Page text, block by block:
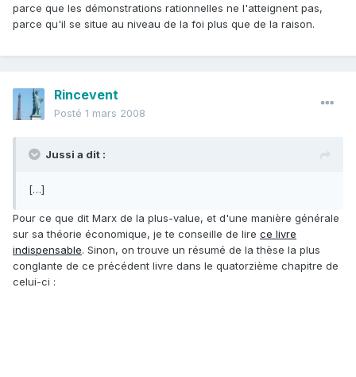
parce que les démonstrations rationnelles ne l'atteignent pas,
parce qu'il se situe au niveau de la foi plus que de la raison.
Rincevent
Posté 1 mars 2008
Jussi a dit :
[…]
Pour ce que dit Marx de la plus-value, et d'une manière générale
sur sa théorie économique, je te conseille de lire ce livre
indispensable. Sinon, on trouve un résumé de la thèse la plus
conglante de ce précédent livre dans le quatorzième chapitre de
celui-ci :